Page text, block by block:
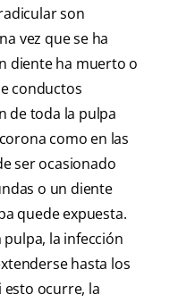
son
vez que se ha
diente ha muerto o
conductos
de toda la pulpa
como en las
ser ocasionado
o un diente
quede expuesta.
pulpa, la infección
hasta los
esto ocurre, la